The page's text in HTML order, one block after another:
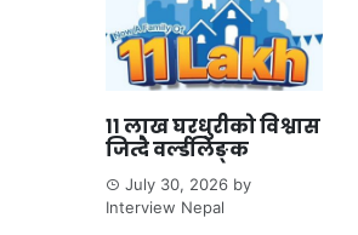
११ लाख घरधुरीको विश्वास
जित्दै वर्ल्डलिङ्क
July 30, 2026 by
Interview Nepal